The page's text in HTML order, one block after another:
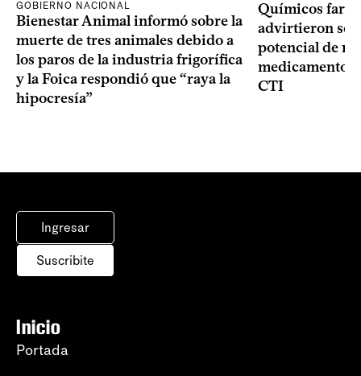
GOBIERNO NACIONAL
Bienestar Animal informó sobre la
muerte de tres animales debido a
los paros de la industria frigorífica
y la Foica respondió que “raya la
hipocresía”
Químicos
advirtieron
potencial de
medicamentos
CTI
Ingresar
Suscribite
Inicio
Portada